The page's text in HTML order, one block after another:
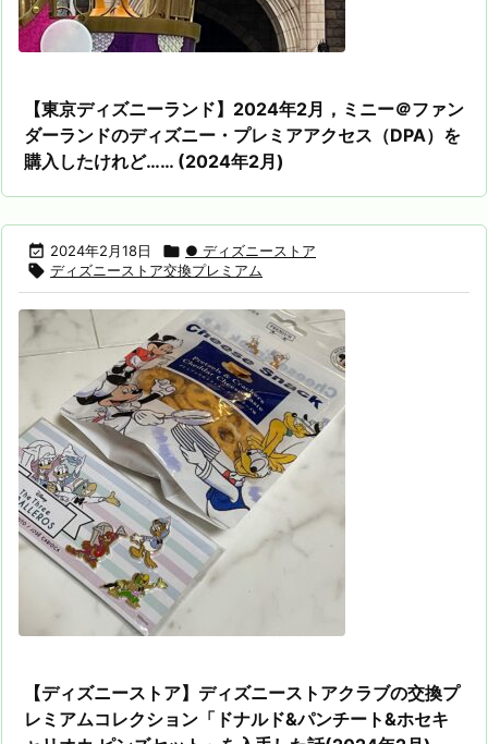
【東京ディズニーランド】2024年2月，ミニー＠ファン
ダーランドのディズニー・プレミアアクセス（DPA）を
購入したけれど…… (2024年2月)
 2024年2月18日  ● ディズニーストア
 ディズニーストア交換プレミアム
【ディズニーストア】ディズニーストアクラブの交換プ
レミアムコレクション「ドナルド&パンチート&ホセキ